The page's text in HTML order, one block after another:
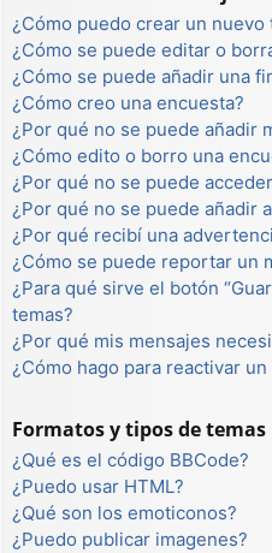
¿Cómo puedo crear un
¿Cómo se puede editar o
¿Cómo se puede añadir una
¿Cómo creo una encuesta?
¿Por qué no se puede añadir
¿Cómo edito o borro una
¿Por qué no se puede
¿Por qué no se puede añadir
¿Por qué recibí una
¿Cómo se puede reportar un
¿Para qué sirve el botón
temas?
¿Por qué mis mensajes
¿Cómo hago para reactivar un
Formatos y tipos de temas
¿Qué es el código BBCode?
¿Puedo usar HTML?
¿Qué son los emoticonos?
¿Puedo publicar imagenes?